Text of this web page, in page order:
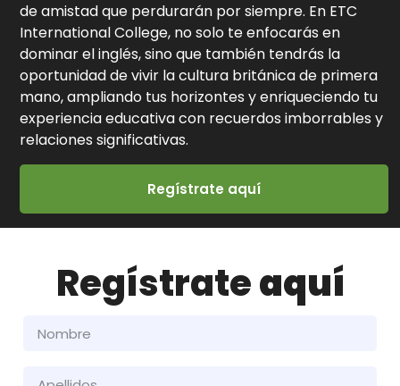
de amistad que perdurarán por siempre. En ETC
International College, no solo te enfocarás en
dominar el inglés, sino que también tendrás la
oportunidad de vivir la cultura británica de primera
mano, ampliando tus horizontes y enriqueciendo tu
experiencia educativa con recuerdos imborrables y
relaciones significativas.
Regístrate aquí
Regístrateaquí